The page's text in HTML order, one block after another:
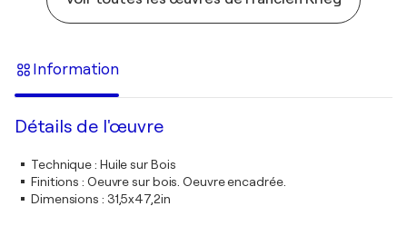
Information
Détails de l'œuvre
Technique: Huile sur Bois
Finitions : Oeuvre sur bois. Oeuvre encadrée.
Dimensions : 31,5x47,2in